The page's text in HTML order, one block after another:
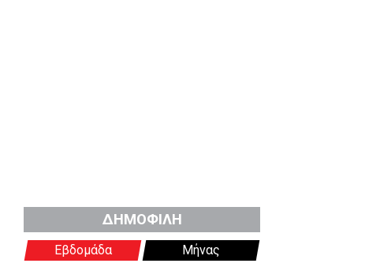
ΔΗΜΟΦΙΛΗ
Εβδομάδα
Μήνας